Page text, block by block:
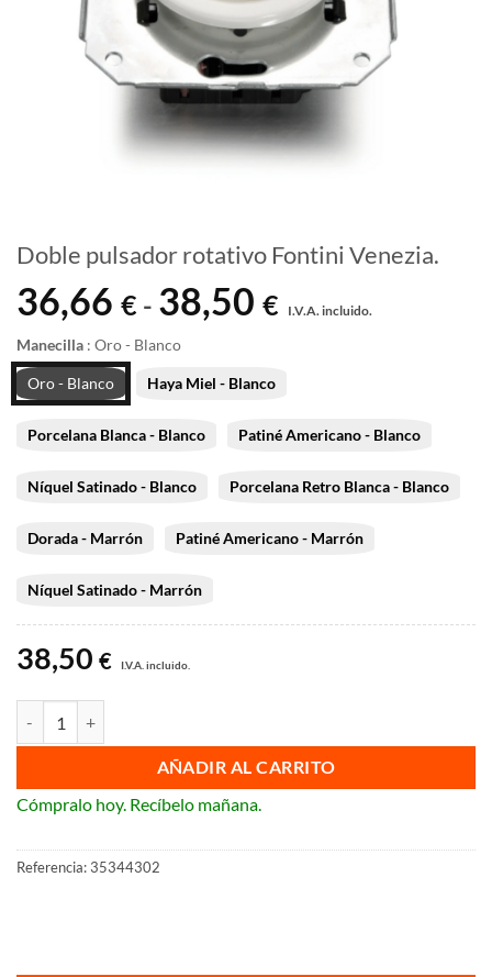
Doble pulsador rotativo Fontini Venezia.
36,66 € - 38,50 €
de
hasta
I.V.A. incluido.
Manecilla : Oro - Blanco
Oro - Blanco Haya Miel - Blanco
Porcelana Blanca - Blanco Patiné Americano - Blanco
Níquel Satinado - Blanco Porcelana Retro Blanca - Blanco
Dorada - Marrón Patiné Americano - Marrón
Níquel Satinado - Marrón
38,50 € I.V.A. incluido.
AÑADIR AL CARRITO
Cómpralo hoy. Recíbelo mañana.
Referencia:35344302